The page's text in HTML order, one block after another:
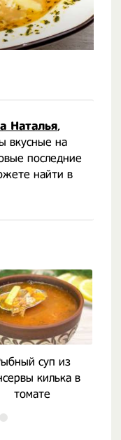
Наталья,
вкусные на
последние
найти в
суп из
килька в
томате